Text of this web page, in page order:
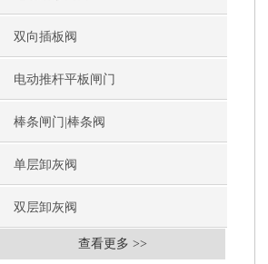
双向插板阀
电动推杆平板闸门
棒条闸门|棒条阀
单层卸灰阀
双层卸灰阀
查看更多 >>